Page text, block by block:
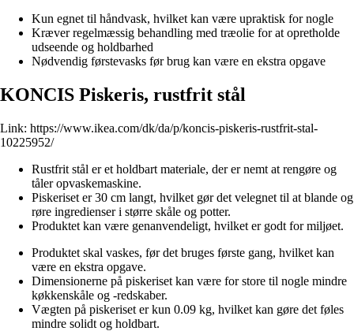
Kun egnet til håndvask, hvilket kan være upraktisk for nogle
Kræver regelmæssig behandling med træolie for at opretholde
udseende og holdbarhed
Nødvendig førstevasks før brug kan være en ekstra opgave
KONCIS Piskeris, rustfrit stål
Link: https://www.ikea.com/dk/da/p/koncis-piskeris-rustfrit-stal-
10225952/
Rustfrit stål er et holdbart materiale, der er nemt at rengøre og
tåler opvaskemaskine.
Piskeriset er 30 cm langt, hvilket gør det velegnet til at blande og
røre ingredienser i større skåle og potter.
Produktet kan være genanvendeligt, hvilket er godt for miljøet.
Produktet skal vaskes, før det bruges første gang, hvilket kan
være en ekstra opgave.
Dimensionerne på piskeriset kan være for store til nogle mindre
køkkenskåle og -redskaber.
Vægten på piskeriset er kun 0.09 kg, hvilket kan gøre det føles
mindre solidt og holdbart.